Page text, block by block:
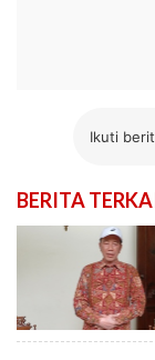
Ikuti
BERITA